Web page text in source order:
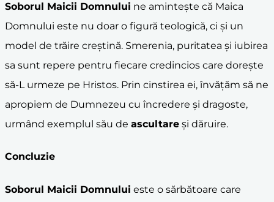
Soborul Maicii Domnului ne amintește că Maica
Domnului este nu doar o figură teologică, ci și un
model de trăire creștină. Smerenia, puritatea și iubirea
sa sunt repere pentru fiecare credincios care dorește
să-L urmeze pe Hristos. Prin cinstirea ei, învățăm să ne
apropiem de Dumnezeu cu încredere și dragoste,
urmând exemplul său de ascultare și dăruire.
Concluzie
Soborul Maicii Domnului este o sărbătoare care